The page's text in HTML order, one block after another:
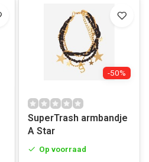
-50%
SuperTrash armbandje
A Star
Op voorraad